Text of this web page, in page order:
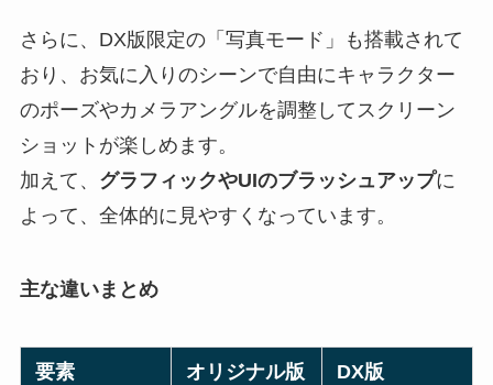
さらに、DX版限定の「写真モード」も搭載されて
おり、お気に入りのシーンで自由にキャラクター
のポーズやカメラアングルを調整してスクリーン
ショットが楽しめます。
加えて、 グラフィックやUIのブラッシュアップに
よって、全体的に見やすくなっています。
主な違いまとめ
要素 オリジナル版 DX版